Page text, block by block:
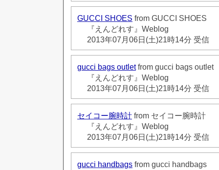
GUCCI SHOES from GUCCI SHOES
『えんどれす』Weblog
2013年07月06日(土)21時14分 受信
gucci bags outletfrom gucci bags outlet
『えんどれす』Weblog
2013年07月06日(土)21時14分 受信
セイコー腕時計 from セイコー腕時計
『えんどれす』Weblog
2013年07月06日(土)21時14分 受信
gucci handbags from gucci handbags